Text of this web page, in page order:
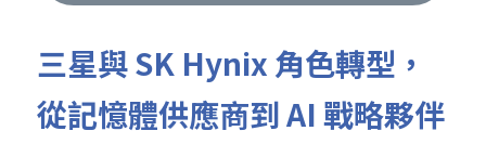
三星與 SK Hynix 角色轉型，
從記憶體供應商到 AI 戰略夥伴